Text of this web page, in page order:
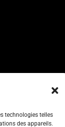
technologies telles
des appareils.